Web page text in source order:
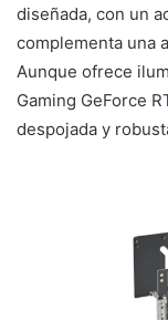
diseñada, con un
complementa una
Aunque ofrece
Gaming GeForce
despojada y